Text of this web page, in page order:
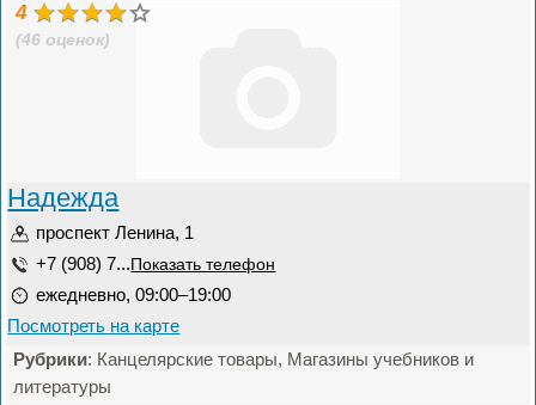
4
(46 оценок)
Надежда
проспект Ленина, 1
+7 (908) 7... Показать телефон
ежедневно, 09:00–19:00
Посмотреть на карте
Рубрики: Канцелярские товары, Магазины учебников и
литературы